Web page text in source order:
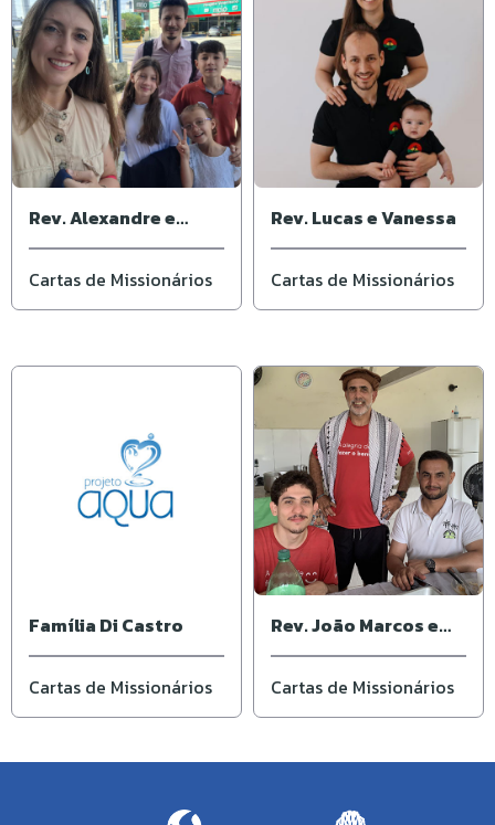
Rev. Alexandre e
Cassiana
Cartas de Missionários
Rev. Lucas e Vanessa
Cartas de Missionários
Família Di Castro
Cartas de Missionários
Rev. João Marcos e
Andrea
Cartas de Missionários